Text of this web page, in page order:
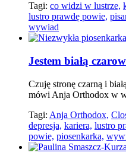
Tagi: co widzi w lustrze,
lustro prawdę powie,
wywiad
Jestem białą
Czuję stronę czarną i
mówi Anja Orthodox w
Tagi: Anja Orthodox,
depresja, kariera, lustro
powie, piosenkarka,